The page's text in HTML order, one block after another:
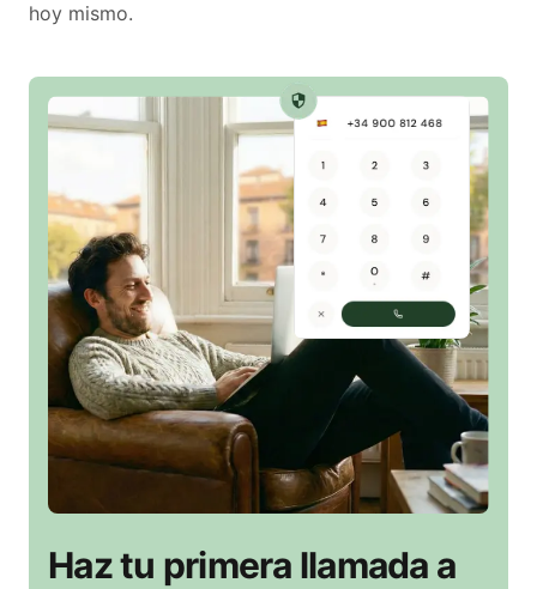
hoy mismo.
Haz tu primera llamada a